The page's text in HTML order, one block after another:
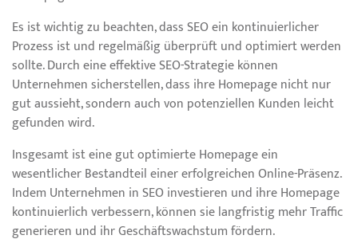
Es ist wichtig zu beachten, dass SEO ein kontinuierlicher
Prozess ist und regelmäßig überprüft und optimiert werden
sollte. Durch eine effektive SEO-Strategie können
Unternehmen sicherstellen, dass ihre Homepage nicht nur
gut aussieht, sondern auch von potenziellen Kunden leicht
gefunden wird.
Insgesamt ist eine gut optimierte Homepage ein
wesentlicher Bestandteil einer erfolgreichen Online-Präsenz.
Indem Unternehmen in SEO investieren und ihre Homepage
kontinuierlich verbessern, können sie langfristig mehr Traffic
generieren und ihr Geschäftswachstum fördern.